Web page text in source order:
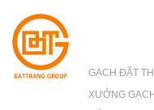
GẠCH ĐẶT
XƯỞNG